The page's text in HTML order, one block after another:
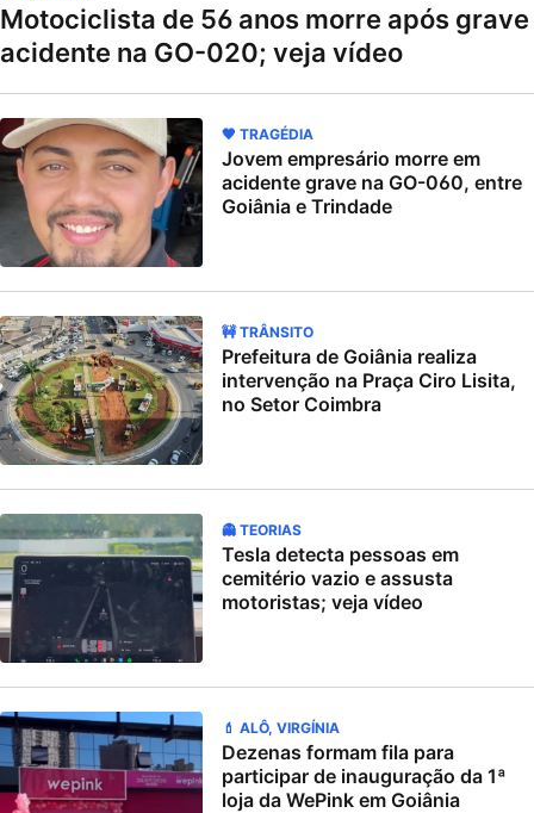
Motociclista de 56 anos morre após grave
acidente na GO-020; veja vídeo
🖤 TRAGÉDIA
Jovem empresário morre em
acidente grave na GO-060, entre
Goiânia e Trindade
🚧 TRÂNSITO
Prefeitura de Goiânia realiza
intervenção na Praça Ciro Lisita,
no Setor Coimbra
👻 TEORIAS
Tesla detecta pessoas em
cemitério vazio e assusta
motoristas; veja vídeo
💄 ALÔ, VIRGÍNIA
Dezenas formam fila para
participar de inauguração da 1ª
loja da WePink em Goiânia